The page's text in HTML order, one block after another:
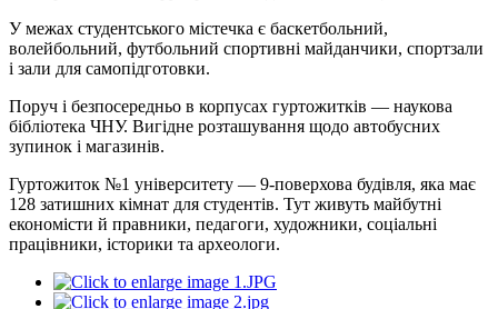
У межах студентського містечка є баскетбольний,
волейбольний, футбольний спортивні майданчики, спортзали
і зали для самопідготовки.
Поруч і безпосередньо в корпусах гуртожитків — наукова
бібліотека ЧНУ. Вигідне розташування щодо автобусних
зупинок і магазинів.
Гуртожиток №1 університету — 9-поверхова будівля, яка має
128 затишних кімнат для студентів. Тут живуть майбутні
економісти й правники, педагоги, художники, соціальні
працівники, історики та археологи.